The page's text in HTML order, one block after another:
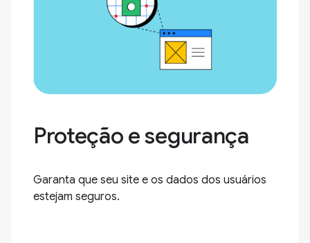
Proteção e segurança
Garanta que seu site e os dados dos usuários
estejam seguros.